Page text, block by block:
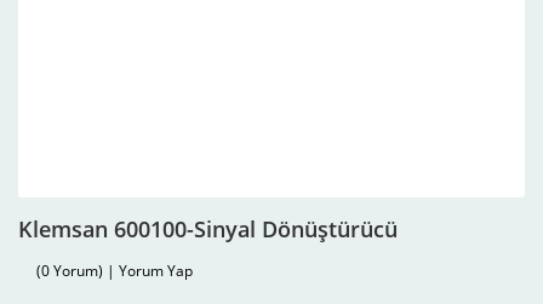
Klemsan 600100-Sinyal Dönüştürücü
(0 Yorum) | Yorum Yap